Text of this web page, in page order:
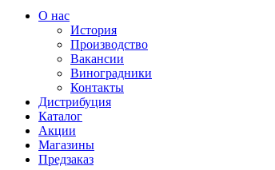
О нас
История
Производство
Вакансии
Виноградники
Контакты
Дистрибуция
Каталог
Акции
Магазины
Предзаказ